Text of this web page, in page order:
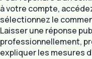
à votre compte,
sélectionnez le
Laisser une réponse
professionnellement,
expliquer les mesures